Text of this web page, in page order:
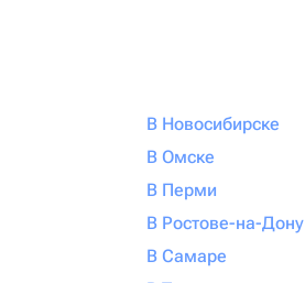
В Новосибирске
В Омске
В Перми
В Ростове-на-Дону
В Самаре